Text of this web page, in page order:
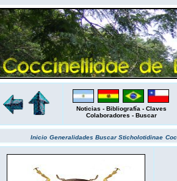
Noticias - Bibliografía - Claves
Colaboradores - Buscar
Inicio Generalidades BuscarSticholotidinae